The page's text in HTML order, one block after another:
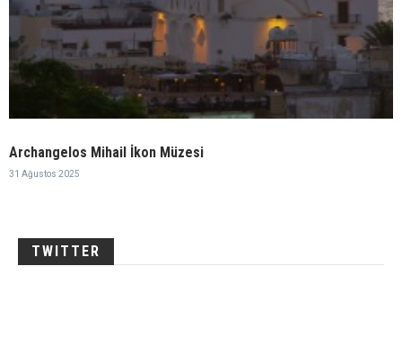
Archangelos Mihail İkon Müzesi
31 Ağustos 2025
TWITTER